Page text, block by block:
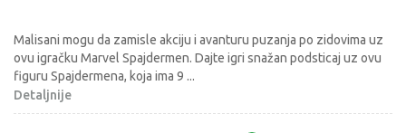
Malisani mogu da zamisle akciju i avanturu puzanja po zidovima uz
ovu igračku Marvel Spajdermen. Dajte igri snažan podsticaj uz ovu
figuru Spajdermena, koja ima 9 ...
Detaljnije